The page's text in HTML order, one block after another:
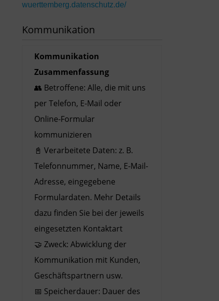
wuerttemberg.datenschutz.de/
Kommunikation
Kommunikation
Zusammenfassung
👥 Betroffene: Alle, die mit uns
per Telefon, E-Mail oder
Online-Formular
kommunizieren
📓 Verarbeitete Daten: z. B.
Telefonnummer, Name, E-Mail-
Adresse, eingegebene
Formulardaten. Mehr Details
dazu finden Sie bei der jeweils
eingesetzten Kontaktart
🤝 Zweck: Abwicklung der
Kommunikation mit Kunden,
Geschäftspartnern usw.
📅 Speicherdauer: Dauer des